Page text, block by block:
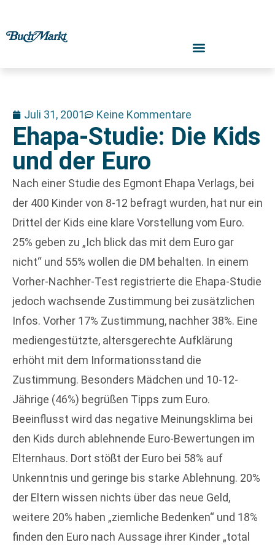
Juli 31, 2001 Keine Kommentare
Ehapa-Studie: Die Kids
und der Euro
Nach einer Studie des Egmont Ehapa Verlags, bei
der 400 Kinder von 8-12 befragt wurden, hat nur ein
Drittel der Kids eine klare Vorstellung vom Euro.
25% geben zu „Ich blick das mit dem Euro gar
nicht“ und 55% wollen die DM behalten. In einem
Vorher-Nachher-Test registrierte die Ehapa-Studie
jedoch wachsende Zustimmung bei zusätzlichen
Infos. Vorher 17% Zustimmung, nachher 38%. Eine
mediengestützte, altersgerechte Aufklärung
erhöht mit dem Informationsstand die
Zustimmung. Besonders Mädchen und 10-12-
Jährige (46%) begrüßen Tipps zum Euro.
Beeinflusst wird das negative Meinungsklima bei
den Kids durch ablehnende Euro-Bewertungen im
Elternhaus. Dort stößt der Euro bei 58% auf
Unkenntnis und geringe bis starke Ablehnung. 20%
der Eltern wissen nichts über das neue Geld,
weitere 20% haben „ziemliche Bedenken“ und 18%
finden den Euro nach Aussage ihrer Kinder „total